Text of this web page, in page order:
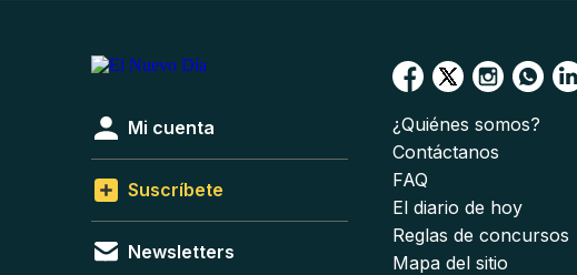
Mi cuenta
Suscríbete
Newsletters
¿Quiénes somos?
Contáctanos
FAQ
El diario de hoy
Reglas de concursos
Mapa del sitio